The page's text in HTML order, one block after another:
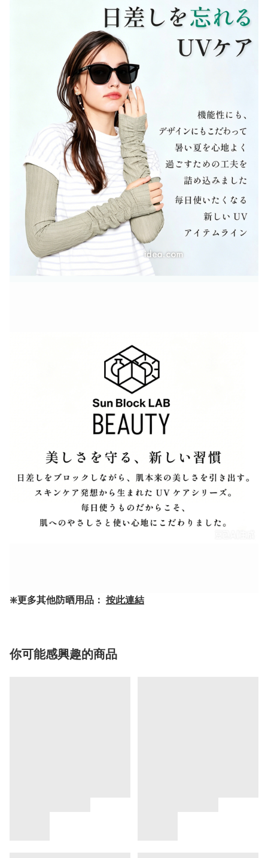
❇️更多其他防晒用品： 按此連結
你可能感興趣的商品